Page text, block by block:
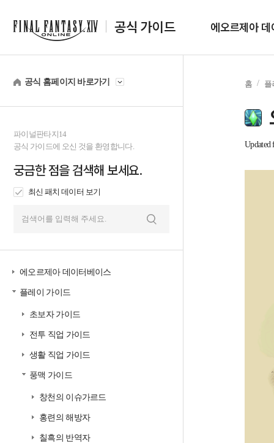
공식 가이드 에오르제아
공식 홈페이지 바로가기
파이널판타지14
공식 가이드에 오신 것을 환영합니다.
궁금한 점을 검색해 보세요.
최신 패치 데이터 보기
에오르제아 데이터베이스
플레이 가이드
초보자 가이드
전투 직업 가이드
생활 직업 가이드
풍맥 가이드
창천의 이슈가르드
홍련의 해방자
칠흑의 반역자
홈 플
Updated